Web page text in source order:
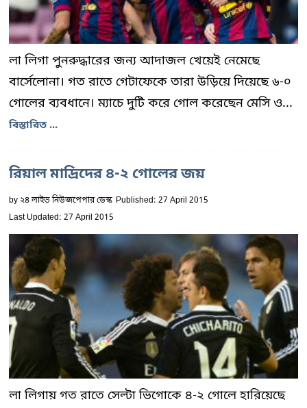
লা লিগা পুনরুদ্ধারের জন্য আদাজল খেয়েই নেমেছে
বার্সেলোনা। গত রাতে গেটাফেকে তারা উড়িয়ে দিয়েছে ৬-০
গোলের ব্যবধানে। ম্যাচে দুটি করে গোল করেছেন মেসি ও...
বিস্তারিত ...
রিয়াল মাদ্রিদের ৪-২ গোলের জয়
by২৪ লাইভ নিউজপেপার ডেস্ক Published: 27 April 2015
Last Updated: 27 April 2015
লা লিগায় গত রাতে সেল্টা ভিগোকে ৪-২ গোলে হারিয়েছে